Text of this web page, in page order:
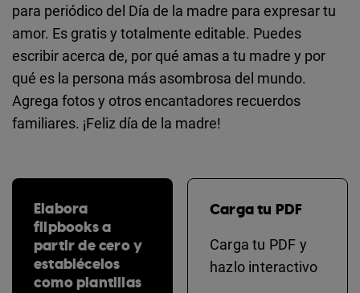
para periódico del Día de la madre para expresar tu
amor. Es gratis y totalmente editable. Puedes
escribir acerca de, por qué amas a tu madre y por
qué es la persona más asombrosa del mundo.
Agrega fotos y otros encantadores recuerdos
familiares. ¡Feliz día de la madre!
Elabora
flipbooks a
partir de cero y
establécelos
como plantillas
Carga tu PDF
Carga tu PDF y
hazlo interactivo